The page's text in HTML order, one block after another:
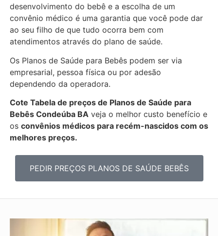
desenvolvimento do bebê e a escolha de um
convênio médico é uma garantia que você pode dar
ao seu filho de que tudo ocorra bem com
atendimentos através do plano de saúde.
Os Planos de Saúde para Bebês podem ser via
empresarial, pessoa física ou por adesão
dependendo da operadora.
Cote Tabela de preços de Planos de Saúde para
Bebês Condeúba BA veja o melhor custo benefício e
os convênios médicos para recém-nascidos com os
melhores preços.
PEDIR PREÇOS PLANOS DE SAÚDE BEBÊS